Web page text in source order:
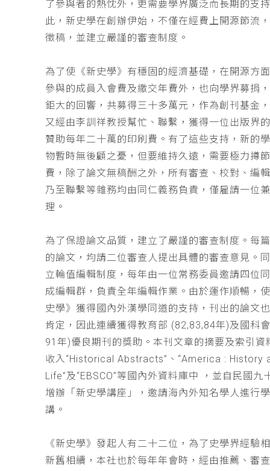
了參與者的熱忱外，更需要學界廣泛而長期的支
此，新史學在創辦伊始，不僅在經費上開源節流
徵稿，並建立嚴謹的審查制度。
為了使《新史學》有穩固的經濟基礎，在開源方
參與的成員入會費及繳交年費外，也向學界募捐
鉅大的回響，共募得三十多萬元，作為創刊基金
又經由李訓祥教授幫忙、聯繫，獲得一位出版界
贊助每年二十萬的印刷費。有了這些支持，新的
物暫時無後顧之憂，但要維持久遠，需要極力撙
費，除了論文無稿酬之外，所有審查、校對、編
乃至聯繫等雜務均由同仁義務負責，僅雇請一位
理。
為了保證論文品質，建立了嚴謹的審查制度。每
的論文，均請二位審查人提出具體的審查意見。
立輪值編輯制度，每年由一位常務委員邀請四位
成編輯群，負責全年編輯作業。由於運作順暢，
史學》獲得國內外漢學同道的支持，刊出的論文
肯定，因此連續獲得教育部 (82,83,84年)及國科
91年)優良期刊的獎助。本刊文章的摘要及索引資
收入“Historical Abstracts”、“America : History
Life”及“EBSCO”等國內外資料庫中 ，並自民國九
增辦「新史學講座」，邀請海內外知名學人進行
講。
《新史學》發起人有二十二位，為了史學界經驗
新舊相續，本社也於每年年會時，經由推薦、審